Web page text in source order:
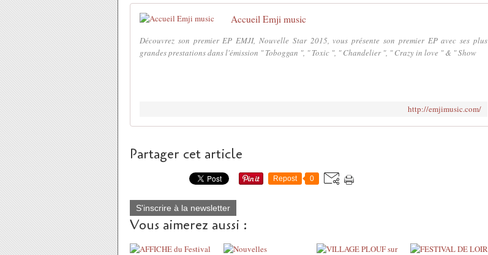
Accueil Emji music
Découvrez son premier EP EMJI, Nouvelle Star 2015, vous présente son premier EP avec ses plus
grandes prestations dans l'émission " Toboggan ", " Toxic ", " Chandelier ", " Crazy in love " & " Show
http://emjimusic.com/
Partager cet article
Repost 0
S'inscrire à la newsletter
Vous aimerez aussi :